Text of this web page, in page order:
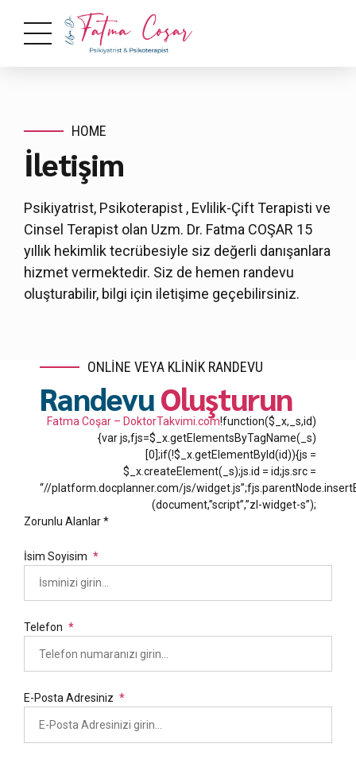
HOME
İletişim
Psikiyatrist, Psikoterapist , Evlilik-Çift Terapisti ve
Cinsel Terapist olan Uzm. Dr. Fatma COŞAR 15
yıllık hekimlik tecrübesiyle siz değerli danışanlara
hizmet vermektedir. Siz de hemen randevu
oluşturabilir, bilgi için iletişime geçebilirsiniz.
ONLİNE VEYA KLİNİK RANDEVU
RandevuOluşturun
Fatma Coşar – DoktorTakvimi.com!function($_x,_s,id)
{var js,fjs=$_x.getElementsByTagName(_s)
[0];if(!$_x.getElementById(id)){js =
$_x.createElement(_s);js.id = id;js.src =
“//platform.docplanner.com/js/
(document,”script”,”zl-widget-s”);
Zorunlu Alanlar *
İsim Soyisim
Telefon
E-Posta Adresiniz